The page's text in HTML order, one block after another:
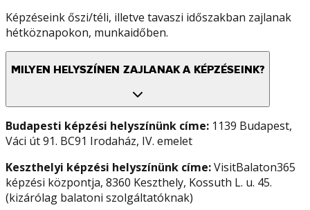
Képzéseink őszi/téli, illetve tavaszi időszakban zajlanak
hétköznapokon, munkaidőben.
MILYEN HELYSZÍNEN ZAJLANAK A KÉPZÉSEINK?
Budapesti képzési helyszínünk címe: 1139 Budapest,
Váci út 91. BC91 Irodaház, IV. emelet
Keszthelyi képzési helyszínünk címe:VisitBalaton365
képzési központja, 8360 Keszthely, Kossuth L. u. 45.
(kizárólag balatoni szolgáltatóknak)